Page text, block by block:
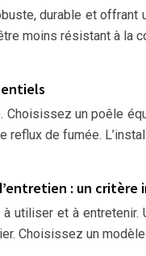
durable et
moins résistant à la
un poêle
de fumée.
: un critère
utiliser et à
Choisissez un